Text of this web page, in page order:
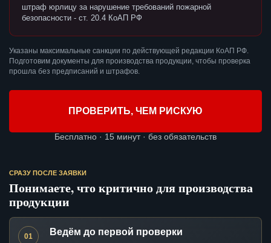
штраф юрлицу за нарушение требований пожарной
безопасности - ст. 20.4 КоАП РФ
Указаны максимальные санкции по действующей редакции КоАП РФ.
Подготовим документы для производства продукции, чтобы проверка
прошла без предписаний и штрафов.
ПРОВЕРИТЬ, ЧЕМ РИСКУЮ
Бесплатно · 15 минут · без обязательств
СРАЗУ ПОСЛЕ ЗАЯВКИ
Понимаете, что критично для производства
продукции
01 Ведём до первой проверки